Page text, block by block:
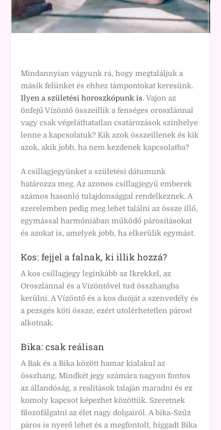
Mindannyian vágyunk rá, hogy megtaláljuk a
másik felünket és ehhez támpontokat keresünk.
Ilyen a születési horoszkópunk is. Vajon az
önfejű Vízöntő összeillik a fenséges oroszlánnal
vagy csak végeláthatatlan csatározások színhelye
lenne a kapcsolatuk? Kik azok összeillenek és kik
azok, akik jobb, ha nem kezdenek kapcsolatba?
A csillagjegyünket a születési dátumunk
határozza meg. Az azonos csillagjegyű emberek
számos hasonló tulajdonsággal rendelkeznek. A
szerelemben pedig meg lehet találni az össze illő,
egymással harmóniában működő párosításokat
és azokat is, amelyek jobb, ha elkerülik egymást.
Kos: fejjel a falnak, ki illik hozzá?
A kos csillagjegy leginkább az Ikrekkel, az
Oroszlánnal és a Vízöntővel tud összhangba
kerülni. A Vízöntő és a kos duóját a szenvedély és
a pezsgés köti össze, ezért utolérhetetlen párost
alkotnak.
Bika: csak reálisan
A Bak és a Bika között hamar kialakul az
összhang. Mindkét jegy számára nagyon fontos
az állandóság, a realitások talaján maradni és ez
komoly kapcsot képezhet közöttük. Szeretnek
filozofálgatni az élet nagy dolgairól. A bika-Szűz
páros is nyerő lehet és a megfontolt, higgadt Bika